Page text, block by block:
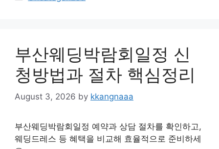
부산웨딩박람회일정 신
청방법과 절차 핵심정리
August 3, 2026 by kkangnaaa
부산웨딩박람회일정 예약과 상담 절차를 확인하고,
웨딩드레스 등 혜택을 비교해 효율적으로 준비하세